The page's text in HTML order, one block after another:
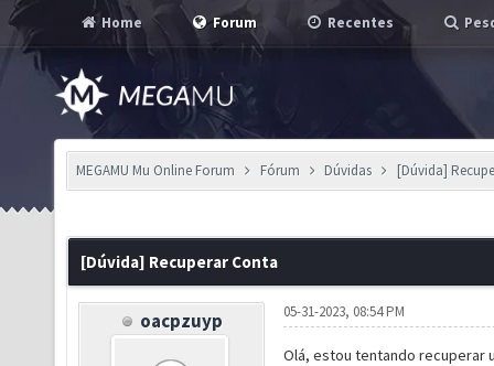
Home Forum Recentes
MEGAMU Mu Online Forum Fórum Dúvidas [Dúvida]
[Dúvida] Recuperar Conta
oacpzuyp 05-31-2023, 08:54 PM
Olá, estou tentando recuperar